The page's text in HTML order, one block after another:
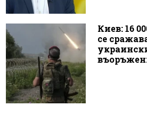
Киев: 16
се